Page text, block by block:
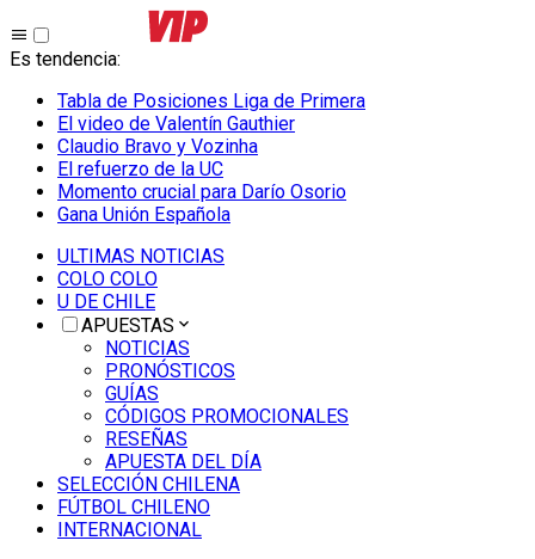
Es tendencia:
Tabla de Posiciones Liga de Primera
El video de Valentín Gauthier
Claudio Bravo y Vozinha
El refuerzo de la UC
Momento crucial para Darío Osorio
Gana Unión Española
ULTIMAS NOTICIAS
COLO COLO
U DE CHILE
APUESTAS
NOTICIAS
PRONÓSTICOS
GUÍAS
CÓDIGOS PROMOCIONALES
RESEÑAS
APUESTA DEL DÍA
SELECCIÓN CHILENA
FÚTBOL CHILENO
INTERNACIONAL